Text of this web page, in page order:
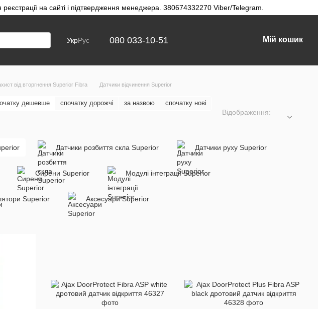
на сайті і підтвердження менеджера. 380674332270 Viber/Telegram.
УкрРус 080 033-10-51 Мій кошик
від вторгнення Superior Fibra Датчики відчинення Superior
дешевше спочатку дорожчі за назвою спочатку нові
Відображення:
Датчики розбиття скла Superior Датчики руху Superior
Сирени Superior Модулі інтеграції Superior
Superior Аксесуари Superior